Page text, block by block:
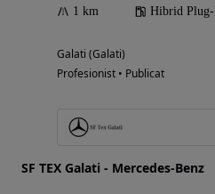
1 km Hibrid
Galati (Galati)
Profesionist • Publicat
SF TEX Galati - Mercedes-Benz